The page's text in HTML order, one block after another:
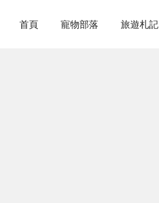
首頁 寵物部落 旅遊札記